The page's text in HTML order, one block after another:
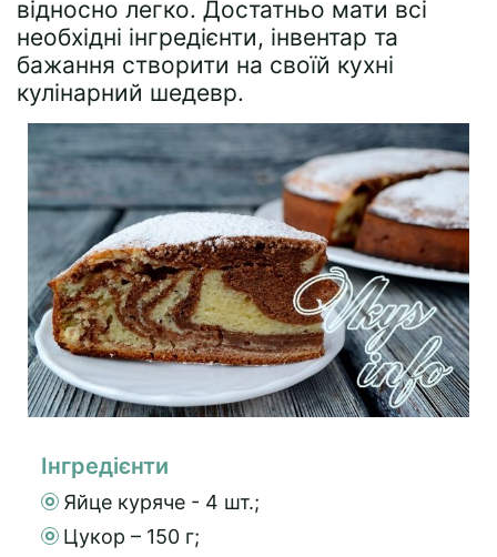
відносно легко. Достатньо мати всі
необхідні інгредієнти, інвентар та
бажання створити на своїй кухні
кулінарний шедевр.
Інгредієнти
Яйце куряче - 4 шт.;
Цукор – 150 г;